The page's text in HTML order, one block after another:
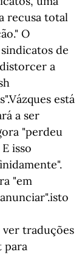
recusa total
O
de
a
está
a ser
"perdeu
isso
"em
ver traduções
para